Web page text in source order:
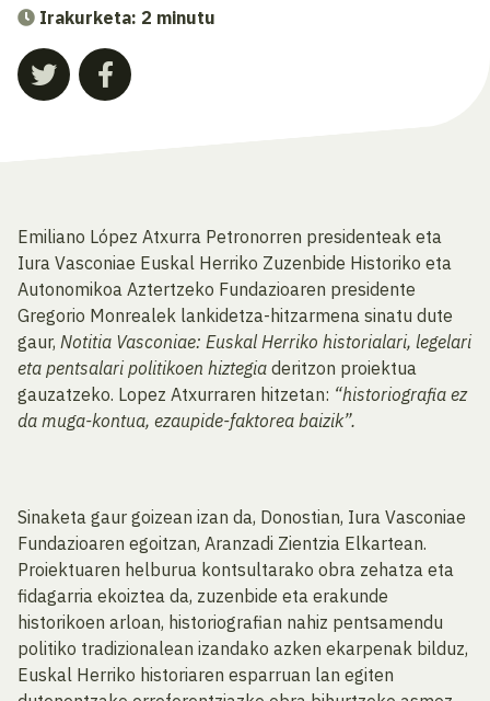
Irakurketa: 2 minutu
Emiliano López Atxurra Petronorren presidenteak eta
Iura Vasconiae Euskal Herriko Zuzenbide Historiko eta
Autonomikoa Aztertzeko Fundazioaren presidente
Gregorio Monrealek lankidetza-hitzarmena sinatu dute
gaur, Notitia Vasconiae: Euskal Herriko historialari, legelari
eta pentsalari politikoen hiztegia deritzon proiektua
gauzatzeko. Lopez Atxurraren hitzetan: “historiografia ez
da muga-kontua, ezaupide-faktorea baizik”.
Sinaketa gaur goizean izan da, Donostian, Iura Vasconiae
Fundazioaren egoitzan, Aranzadi Zientzia Elkartean.
Proiektuaren helburua kontsultarako obra zehatza eta
fidagarria ekoiztea da, zuzenbide eta erakunde
historikoen arloan, historiografian nahiz pentsamendu
politiko tradizionalean izandako azken ekarpenak bilduz,
Euskal Herriko historiaren esparruan lan egiten